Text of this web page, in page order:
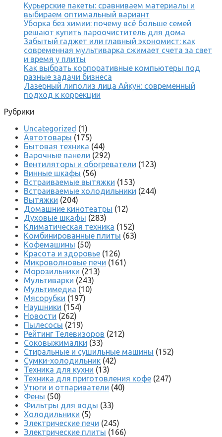
Курьерские пакеты: сравниваем материалы и
выбираем оптимальный вариант
Уборка без химии: почему всё больше семей
решают купить пароочиститель для дома
Забытый гаджет или главный экономист: как
современная мультиварка сжимает счета за свет
и время у плиты
Как выбрать корпоративные компьютеры под
разные задачи бизнеса
Лазерный липолиз лица Айкун: современный
подход к коррекции
Рубрики
Uncategorized (1)
Автотовары (175)
Бытовая техника (44)
Варочные панели (292)
Вентиляторы и обогреватели (123)
Винные шкафы (56)
Встраиваемые вытяжки (153)
Встраиваемые холодильники (244)
Вытяжки (204)
Домашние кинотеатры (12)
Духовые шкафы (283)
Климатическая техника (152)
Комбинированные плиты (63)
Кофемашины (50)
Красота и здоровье (126)
Микроволновые печи (161)
Морозильники (213)
Мультиварки (243)
Мультимедиа (10)
Мясорубки (197)
Наушники (154)
Новости (262)
Пылесосы (219)
Рейтинг Телевизоров (212)
Соковыжималки (33)
Стиральные и сушильные машины (152)
Сумки-холодильник (42)
Техника для кухни (13)
Техника для приготовления кофе (247)
Утюги и отпариватели (40)
Фены (50)
Фильтры для воды (33)
Холодильники (5)
Электрические печи (245)
Электрические плиты (166)